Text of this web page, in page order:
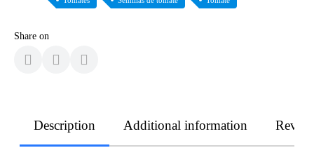
Share on
Description Additional information